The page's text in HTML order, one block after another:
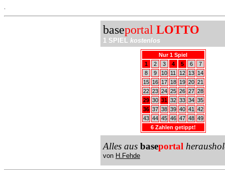
baseportal LOTTO
1 SPIEL kostenlos
Nur 1 Spiel
1
2 3 4 5 6
7
8
9 10 11 12 13
14
15
16 17 18 19 20 21
22 23 24 25 26 27 28
29 30 31 32 33 34 35
36 37 38 39 40 41
42
43 44 45 46 47 48 49
6 Zahlen getippt!
Alles aus baseportal
von H.Fehde